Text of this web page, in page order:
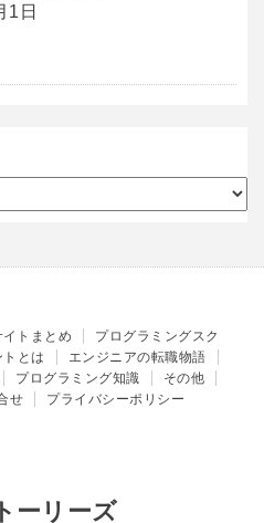
1日
トまとめ
プログラミングスク
とは
エンジニアの転職物語
プログラミング知識
その他
せ プライバシーポリシー
ーリーズ